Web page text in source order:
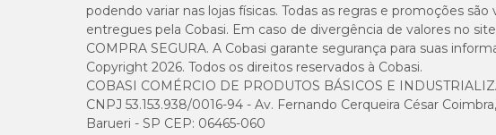
podendo variar nas lojas físicas. Todas as regras e promoções
entregues pela Cobasi. Em caso de divergência de valores no
COMPRA SEGURA. A Cobasi garante segurança para suas
Copyright 2026. Todos os direitos reservados à Cobasi.
COBASI COMÉRCIO DE PRODUTOS BÁSICOS E
CNPJ 53.153.938/0016-94 - Av. Fernando Cerqueira César
Barueri - SP CEP: 06465-060